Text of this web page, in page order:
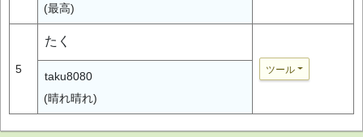
(最高)
5
たく
ツール
taku8080
(晴れ晴れ)